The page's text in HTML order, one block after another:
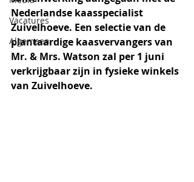
Vacatures
Algemeen
Nederlandse kaasspecialist
Zuivelhoeve. Een selectie van de
plantaardige kaasvervangers van
Mr. & Mrs. Watson zal per 1 juni
verkrijgbaar zijn in fysieke winkels
van Zuivelhoeve.